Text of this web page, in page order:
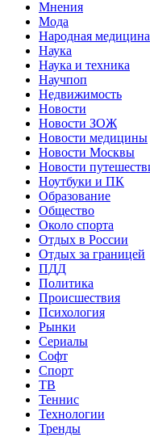
Мнения
Мода
Народная медицина
Наука
Наука и техника
Научпоп
Недвижимость
Новости
Новости ЗОЖ
Новости медицины
Новости Москвы
Новости
Ноутбуки и ПК
Образование
Общество
Около спорта
Отдых в России
Отдых за границей
ПДД
Политика
Происшествия
Психология
Рынки
Сериалы
Софт
Спорт
ТВ
Теннис
Технологии
Тренды